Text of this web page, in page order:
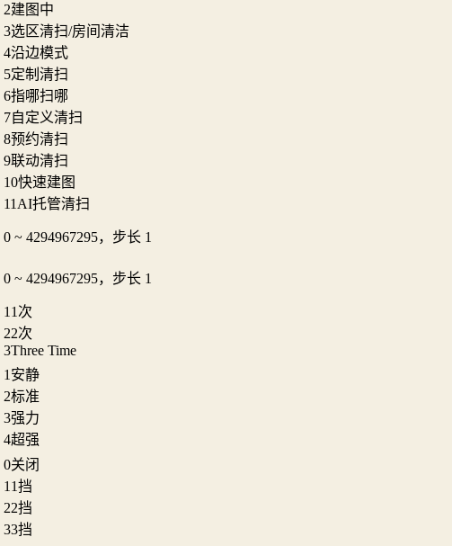
2建图中
3选区清扫/房间清洁
4沿边模式
5定制清扫
6指哪扫哪
7自定义清扫
8预约清扫
9联动清扫
10快速建图
11 AI托管清扫
0 ~ 4294967295，步长 1
0 ~ 4294967295，步长 1
1 1次
22次
3Three Time
1 安静
2标准
3强力
4超强
0关闭
1 1挡
22挡
33挡